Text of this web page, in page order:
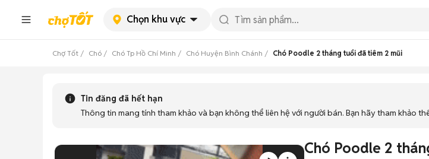
Chọn khu vực
Chợ Tốt Chó Chó Tp Hồ Chí Minh Chó Huyện Bình Chánh Chó Poodle 2 tháng tuổi đã tiêm 2 mũi
Tin đăng đã hết hạn
Thông tin mang tính tham khảo và bạn không thể liên hệ với người bán. Bạn hãy tham khảo
Chó Poodle 2